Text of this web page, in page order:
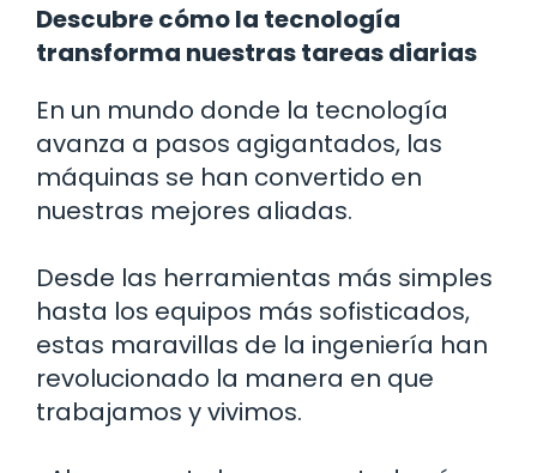
Descubre cómo la tecnología
transforma nuestras tareas diarias
En un mundo donde la tecnología
avanza a pasos agigantados, las
máquinas se han convertido en
nuestras mejores aliadas.
Desde las herramientas más simples
hasta los equipos más sofisticados,
estas maravillas de la ingeniería han
revolucionado la manera en que
trabajamos y vivimos.